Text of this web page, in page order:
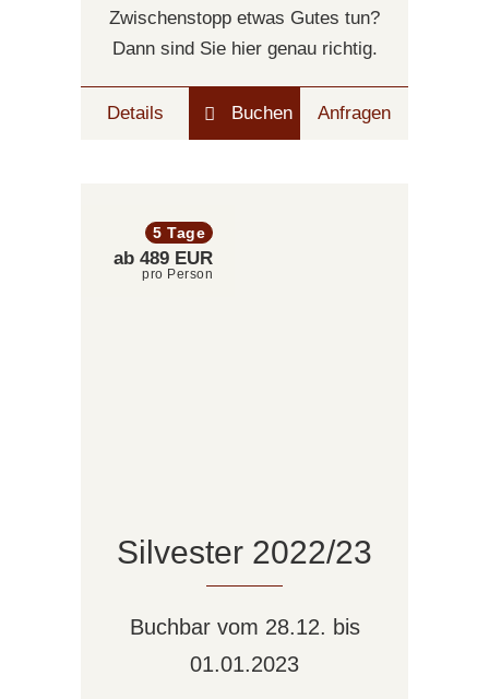
Zwischenstopp etwas Gutes tun?
Dann sind Sie hier genau richtig.
Details Buchen Anfragen
5 Tage
ab 489 EUR
pro Person
Silvester 2022/23
Buchbar vom 28.12. bis
01.01.2023